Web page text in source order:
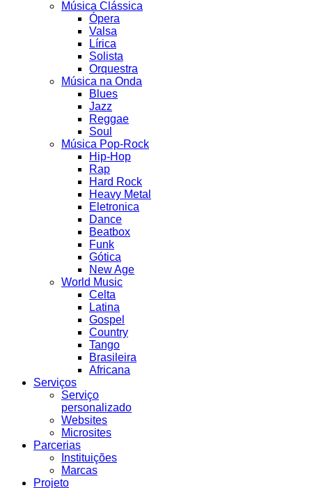
Música Clássica
Ópera
Valsa
Lírica
Solista
Orquestra
Música na Onda
Blues
Jazz
Reggae
Soul
Música Pop-Rock
Hip-Hop
Rap
Hard Rock
Heavy Metal
Eletronica
Dance
Beatbox
Funk
Gótica
New Age
World Music
Celta
Latina
Gospel
Country
Tango
Brasileira
Africana
Serviços
Serviço
personalizado
Websites
Microsites
Parcerias
Instituições
Marcas
Projeto